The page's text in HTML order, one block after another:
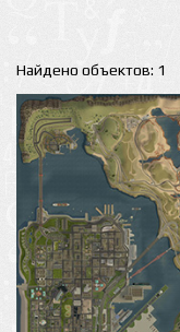
Найдено объектов: 1